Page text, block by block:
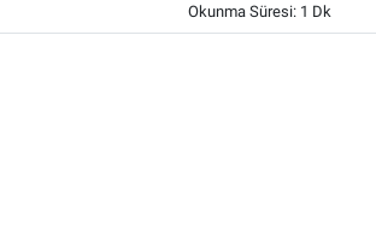
Okunma Süresi: 1 Dk